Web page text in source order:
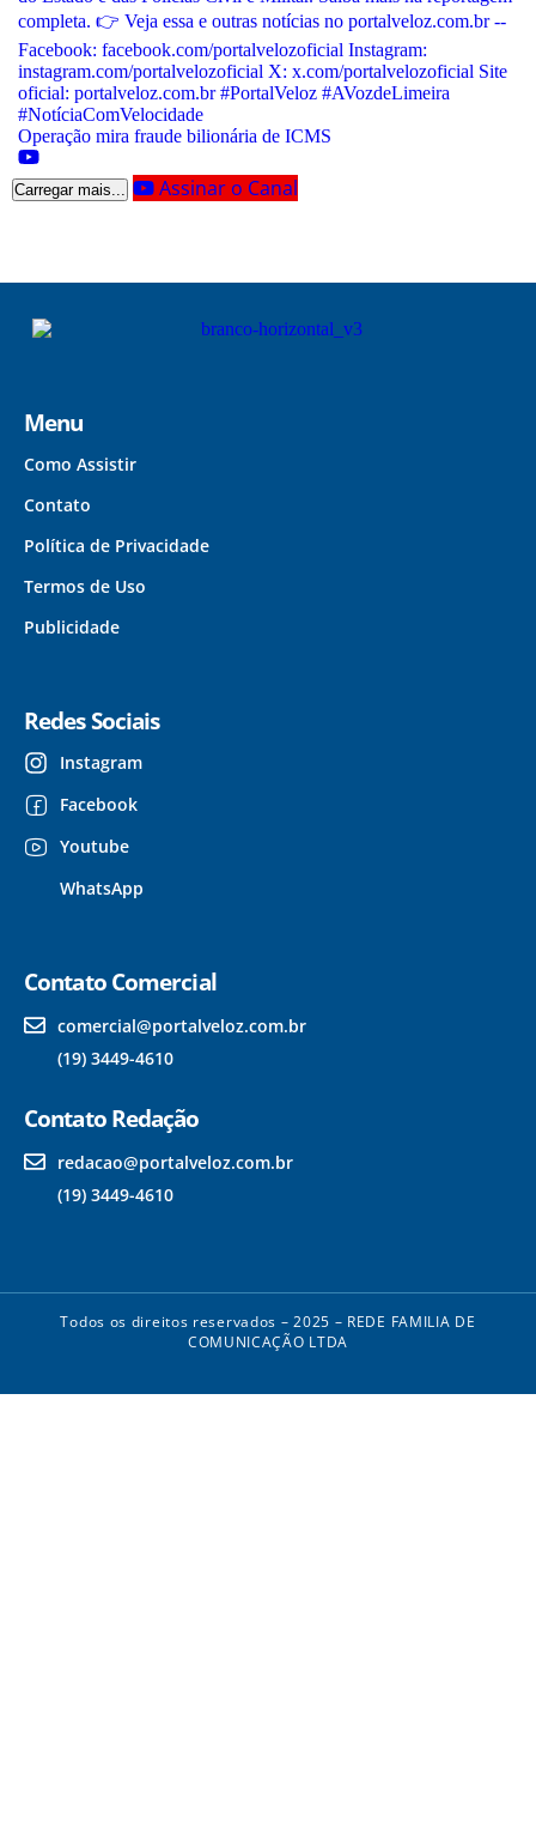
Operação mira fraude bilionária de ICMS
Carregar mais... Assinar o Canal
Menu
Como Assistir
Contato
Política de Privacidade
Termos de Uso
Publicidade
Redes Sociais
Instagram
Facebook
Youtube
WhatsApp
Contato Comercial
comercial@portalveloz.com.br
(19) 3449-4610
Contato Redação
redacao@portalveloz.com.br
(19) 3449-4610
Todos os direitos reservados – 2025 – REDE FAMILIA DE
COMUNICAÇÃO LTDA